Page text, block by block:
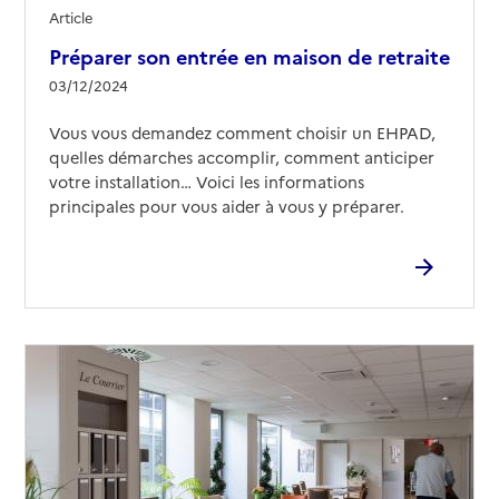
Source des données : Finess n° 830020921
Préparer son entrée en maison de retraite
03/12/2024
Article
Vous vous demandez comment choisir un EHPAD,
quelles démarches accomplir, comment anticiper
votre installation… Voici les informations
principales pour vous aider à vous y préparer.